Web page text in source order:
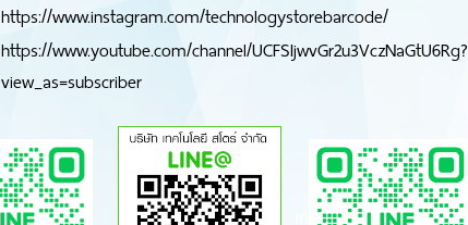
https://www.instagram.com/technologystorebarcode/
https://www.youtube.com/channel/UCFSIjwvGr2u3VczNaGtU6Rg?
view_as=subscriber